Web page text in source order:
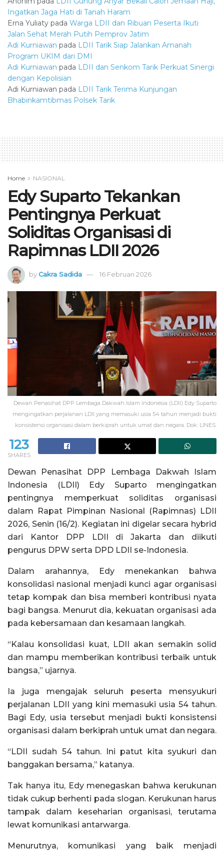
Ingatkan Jaga Hati di Tanah Haram
Erna Yuliaty pada Warga LDII dan Ribuan Peserta Ikuti
Jalan Sehat Merah Putih Pemprov Jatim
Adi Kurniawan pada LDII Tarik Siap Jalankan Amanah
Program UKIM dari DMI
Adi Kurniawan pada LDII dan Senkom Tarik Perkuat Sinergi
dengan Kepolisian
Adi Kurniawan pada LDII Tarik Terima Kunjungan
Bhabinkamtibmas Polsek Tarik
Home NASIONAL
Edy Suparto Tekankan
Pentingnya Perkuat
Soliditas Organisasi di
Rapimnas LDII 2026
byCakra Sadida 16 Februari 2026
Dewan Penasihat DPP Lembaga Dakwah Islam Indonesia (LDII) Edy Suparto
mengingatkan perjalanan LDII yang memasuki usia 54 tahun menjadi bukti
konsistensi organisasi dalam berkiprah untuk umat dan negara. Dok: LINES.
123
SHARES
Dewan Penasihat DPP Lembaga Dakwah Islam
Indonesia (LDII) Edy Suparto mengingatkan
pentingnya memperkuat soliditas organisasi
dalam Rapat Pimpinan Nasional (Rapimnas) LDII
2026, Senin (16/2). Kegiatan ini digelar secara hybrid
dari Kantor DPP LDII di Jakarta dan diikuti
pengurus DPW serta DPD LDII se-Indonesia.
Dalam arahannya, Edy menekankan bahwa
konsolidasi nasional menjadi kunci agar organisasi
tetap kompak dan bisa memberi kontribusi nyata
bagi bangsa. Menurut dia, kekuatan organisasi ada
pada kebersamaan dan kesamaan langkah.
“Kalau konsolidasi kuat, LDII akan semakin solid
dan mampu memberikan kontribusi terbaik untuk
bangsa,” ujarnya.
Ia juga mengajak seluruh peserta mensyukuri
perjalanan LDII yang kini memasuki usia 54 tahun.
Bagi Edy, usia tersebut menjadi bukti konsistensi
organisasi dalam berkiprah untuk umat dan negara.
“LDII sudah 54 tahun. Ini patut kita syukuri dan
banggakan bersama,” katanya.
Tak hanya itu, Edy menegaskan bahwa kerukunan
tidak cukup berhenti pada slogan. Kerukunan harus
tampak dalam keseharian organisasi, terutama
lewat komunikasi antarwarga.
Menurutnya, komunikasi yang baik menjadi